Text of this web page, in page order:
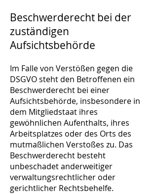
Beschwerderecht bei der
zuständigen
Aufsichtsbehörde
Im Falle von Verstößen gegen die
DSGVO steht den Betroffenen ein
Beschwerderecht bei einer
Aufsichtsbehörde, insbesondere in
dem Mitgliedstaat ihres
gewöhnlichen Aufenthalts, ihres
Arbeitsplatzes oder des Orts des
mutmaßlichen Verstoßes zu. Das
Beschwerderecht besteht
unbeschadet anderweitiger
verwaltungsrechtlicher oder
gerichtlicher Rechtsbehelfe.